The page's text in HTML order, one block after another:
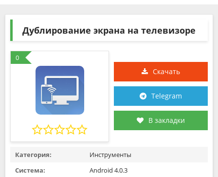
Дублирование экрана на телевизоре
0
Скачать
Telegram
В закладки
Категория:
Инструменты
Система:
Android 4.0.3